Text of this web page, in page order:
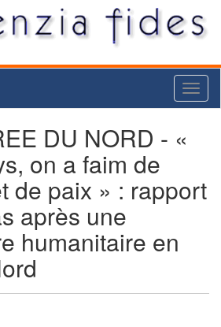
DU NORD - «
on a faim de
de paix » : rapport
après une
humanitaire en